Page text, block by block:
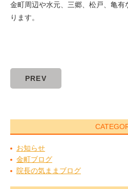
金町周辺や水元、三郷、松戸、亀
ります。
PREV
お知らせ
金町ブログ
院長の気ままブログ